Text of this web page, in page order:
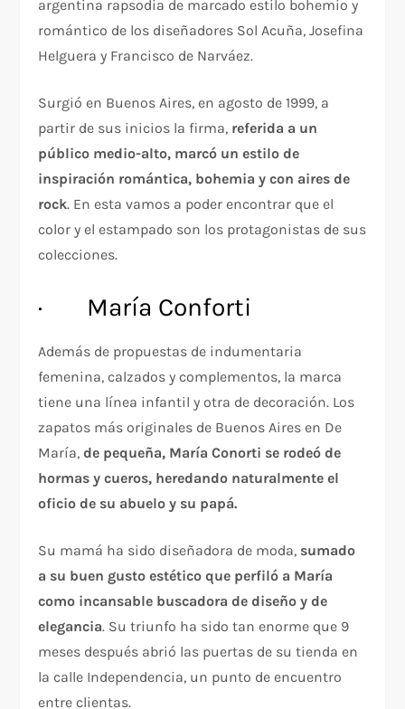
argentina rapsodia de marcado estilo bohemio y
romántico de los diseñadores Sol Acuña, Josefina
Helguera y Francisco de Narváez.
Surgió en Buenos Aires, en agosto de 1999, a
partir de sus inicios la firma, referida a un
público medio-alto, marcó un estilo de
inspiración romántica, bohemia y con aires de
rock. En esta vamos a poder encontrar que el
color y el estampado son los protagonistas de sus
colecciones.
· María Conforti
Además de propuestas de indumentaria
femenina, calzados y complementos, la marca
tiene una línea infantil y otra de decoración. Los
zapatos más originales de Buenos Aires en De
María,de pequeña, María Conorti se rodeó de
hormas y cueros, heredando naturalmente el
oficio de su abuelo y su papá.
Su mamá ha sido diseñadora de moda, sumado
a su buen gusto estético que perfiló a María
como incansable buscadora de diseño y de
elegancia. Su triunfo ha sido tan enorme que 9
meses después abrió las puertas de su tienda en
la calle Independencia, un punto de encuentro
entre clientas.